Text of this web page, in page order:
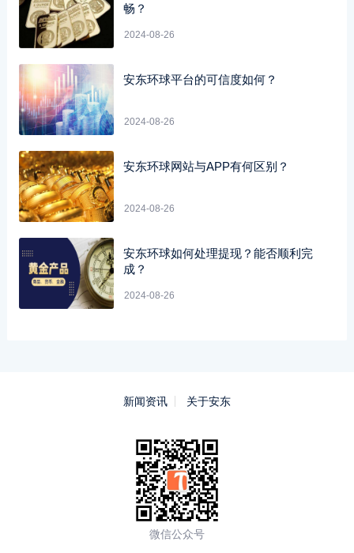
畅？
2024-08-26
安东环球平台的可信度如何？
2024-08-26
安东环球网站与APP有何区别？
2024-08-26
安东环球如何处理提现？能否顺利完
成？
2024-08-26
新闻资讯 关于安东
微信公众号